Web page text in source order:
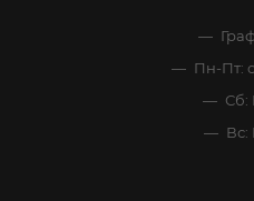
Пн-Пт:
Сб:
Вс: